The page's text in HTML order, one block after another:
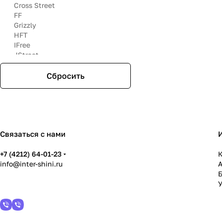
Cross Street
FF
Grizzly
HFT
IFree
JStreet
K&К
RST
Trebl
Venti
Евродиск
СКАД
Сбросить
Связаться с нами
+7 (4212) 64-01-23
info@inter-shini.ru